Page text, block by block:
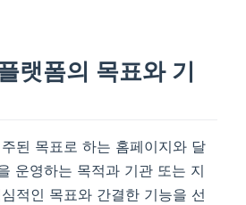
랫폼의 목표와 기
된 목표로 하는 홈페이지와 달
운영하는 목적과 기관 또는 지
적인 목표와 간결한 기능을 선